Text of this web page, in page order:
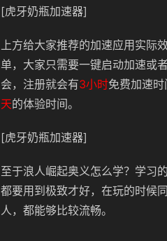
[虎牙奶瓶加速器]
上方给大家推荐的加速应用实际
单，大家只需要一键启动加速或
会，注册就会有3小时免费加速
天的体验时间。
[虎牙奶瓶加速器]
至于浪人崛起奥义怎么学？学习
都要用到极致才好，在玩的时候
人，都能够比较流畅。